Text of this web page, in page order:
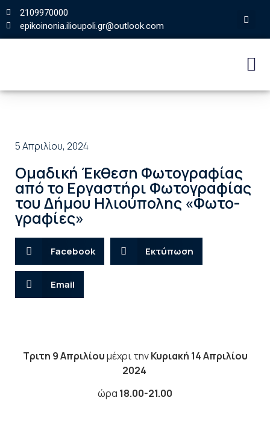
2109970000
epikoinonia.ilioupoli.gr@outlook.com
5 Απριλίου, 2024
Ομαδική Έκθεση Φωτογραφίας
από το Εργαστήρι Φωτογραφίας
του Δήμου Ηλιούπολης «Φωτο-
γραφίες»
Facebook Εκτύπωση
Email
Τριτη 9 Απριλίουμέχρι τηνΚυριακή 14 Απριλίου
2024
ώρα 18.00-21.00